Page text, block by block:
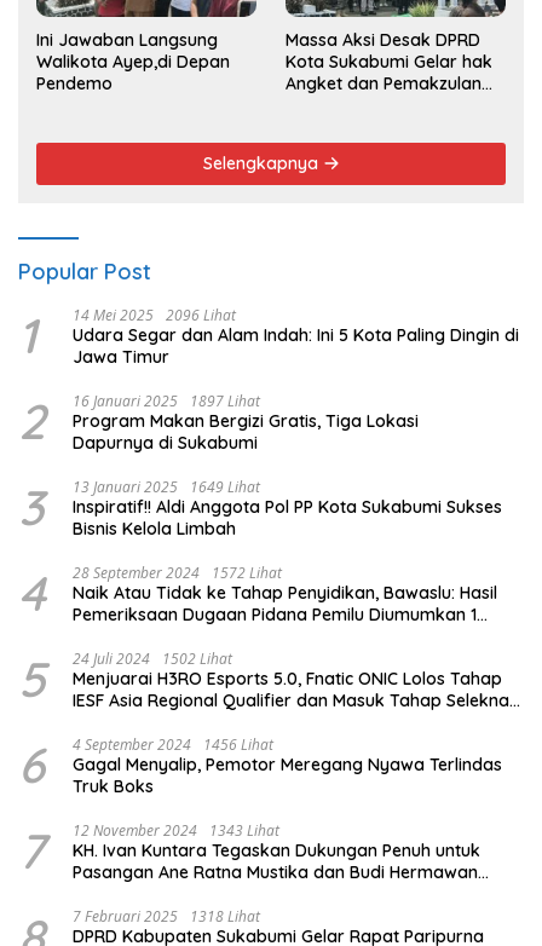
Ini Jawaban Langsung
Walikota Ayep,di Depan
Pendemo
Massa Aksi Desak DPRD
Kota Sukabumi Gelar hak
Angket dan Pemakzulan
Selengkapnya
Popular Post
1 14 Mei 2025 2096 Lihat
Udara Segar dan Alam Indah: Ini 5 Kota Paling Dingin di
Jawa Timur
2 16 Januari 2025 1897 Lihat
Program Makan Bergizi Gratis, Tiga Lokasi
Dapurnya di Sukabumi
3 13 Januari 2025 1649 Lihat
Inspiratif!! Aldi Anggota Pol PP Kota Sukabumi Sukses
Bisnis Kelola Limbah
4 28 September 2024 1572 Lihat
Naik Atau Tidak ke Tahap Penyidikan, Bawaslu: Hasil
Pemeriksaan Dugaan Pidana Pemilu Diumumkan 1
5 24 Juli 2024 1502 Lihat
Menjuarai H3RO Esports 5.0, Fnatic ONIC Lolos Tahap
IESF Asia Regional Qualifier dan Masuk Tahap Seleknas
6 4 September 2024 1456 Lihat
Gagal Menyalip, Pemotor Meregang Nyawa Terlindas
Truk Boks
7 12 November 2024 1343 Lihat
KH. Ivan Kuntara Tegaskan Dukungan Penuh untuk
Pasangan Ane Ratna Mustika dan Budi Hermawan
7 Februari 2025 1318 Lihat
DPRD Kabupaten Sukabumi Gelar Rapat Paripurna